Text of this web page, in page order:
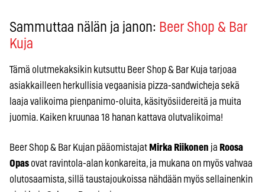
Sammuttaa nälän ja janon: Beer Shop & Bar
Kuja
Tämä olutmekaksikin kutsuttu Beer Shop & Bar Kuja tarjoaa
asiakkailleen herkullisia vegaanisia pizza-sandwicheja sekä
laaja valikoima pienpanimo-oluita, käsityösiidereitä ja muita
juomia. Kaiken kruunaa 18 hanan kattava olutvalikoima!
Beer Shop & Bar Kujan pääomistajat Mirka Riikonen ja Roosa
Opas ovat ravintola-alan konkareita, ja mukana on myös vahvaa
olutosaamista, sillä taustajoukoissa nähdään myös sellainenkin